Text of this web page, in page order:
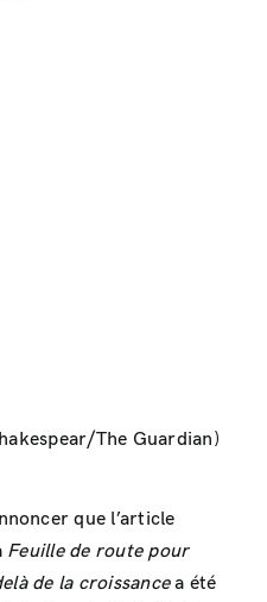
The Guardian)
que l’article
Feuille de route pour
de la croissancea été